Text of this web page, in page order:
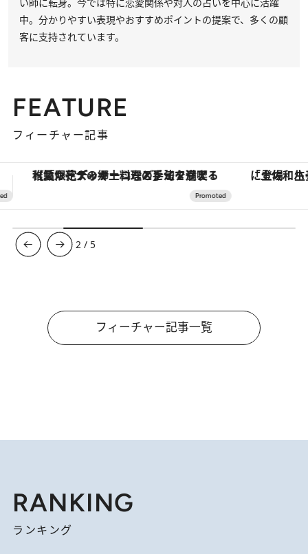
い師に転身。今では特に恋愛関係や対人の占いを中心に活躍
中。分かりやすい表現やおすすめポイントの提案で、多くの顧
客に支持されています。
FEATURE
フィーチャー記事
「土佐和ハーブかき氷」がOMO7高知に登場！生姜、山椒、大葉など目にも舌にも涼を呼ぶ郷土の味
3 / 5
フィーチャー記事一覧
RANKING
ランキング